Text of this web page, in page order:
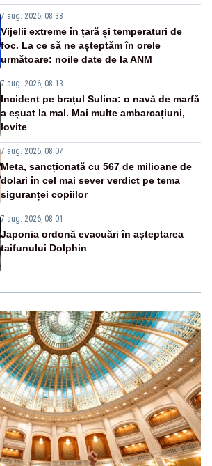
7 aug. 2026, 08:38
Vijelii extreme în țară și temperaturi de
foc. La ce să ne așteptăm în orele
următoare: noile date de la ANM
7 aug. 2026, 08:13
Incident pe brațul Sulina: o navă de marfă
a eșuat la mal. Mai multe ambarcațiuni,
lovite
7 aug. 2026, 08:07
Meta, sancționată cu 567 de milioane de
dolari în cel mai sever verdict pe tema
siguranței copiilor
7 aug. 2026, 08:01
Japonia ordonă evacuări în așteptarea
taifunului Dolphin